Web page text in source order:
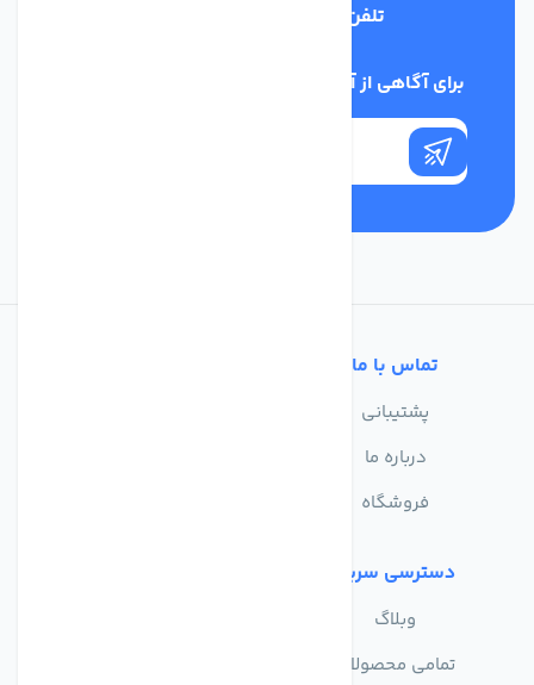
تلفن پشتیبانی
برای آگاهی از آخرین اخبار در خبرنامه ما عضو شوید
تماس با ما
پشتیبانی
درباره ما
فروشگاه
دسترسی سریع
وبلاگ
تمامی محصولات